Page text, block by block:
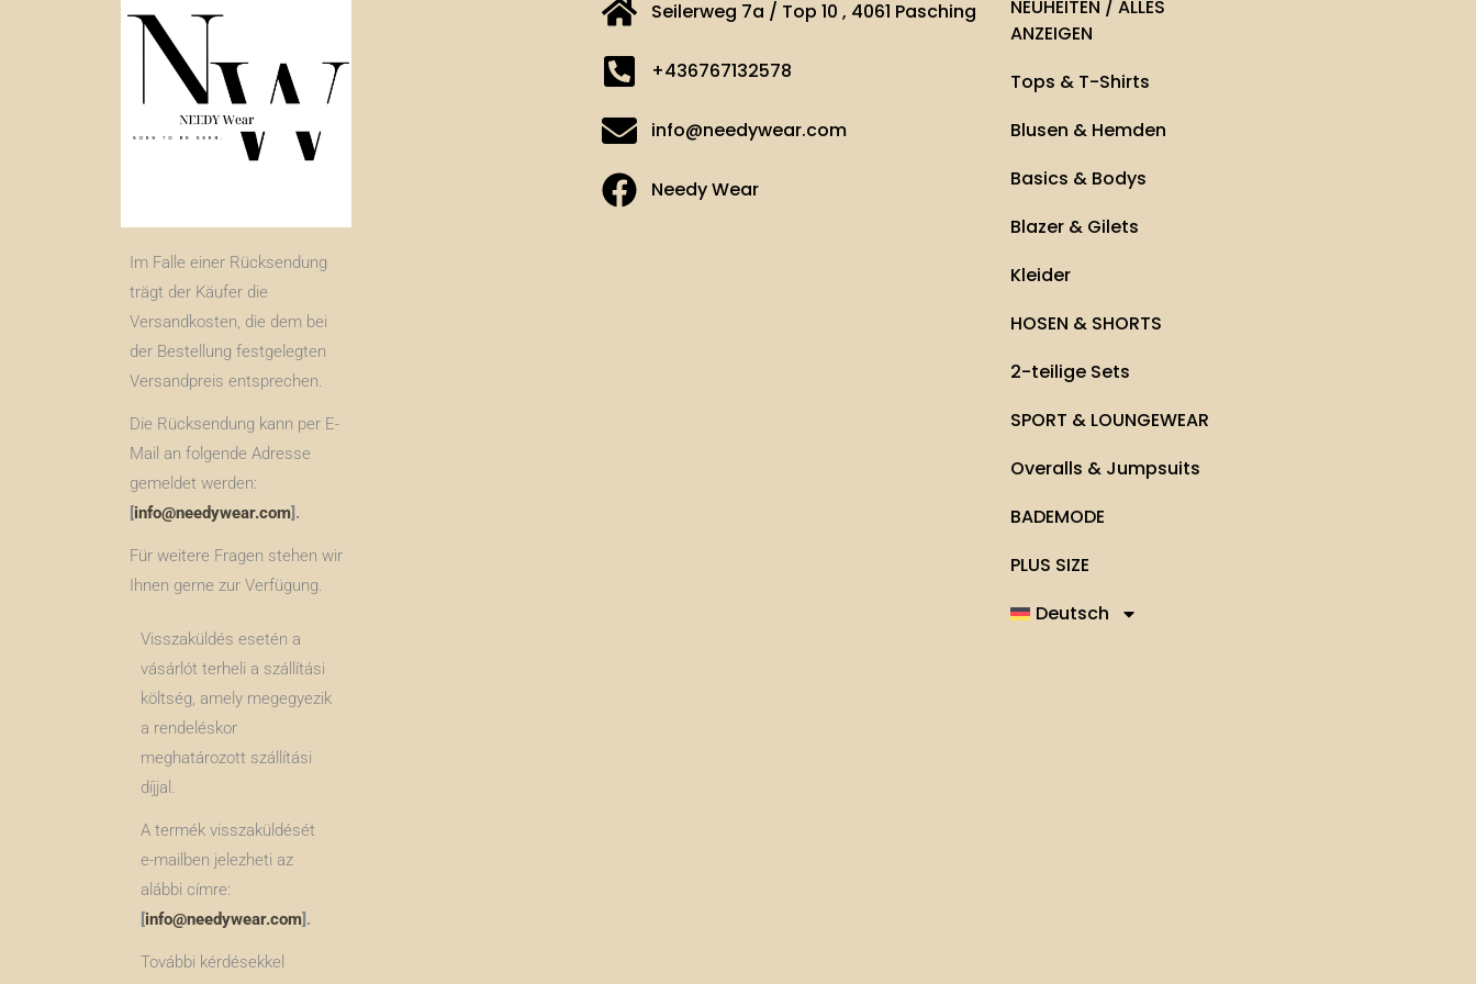
Im Falle einer Rücksendung
trägt der Käufer die
Versandkosten, die dem bei
der Bestellung festgelegten
Versandpreis entsprechen.
Die Rücksendung kann per E-
Mail an folgende Adresse
gemeldet werden:
[info@needywear.com].
Für weitere Fragen stehen wir
Ihnen gerne zur Verfügung.
Visszaküldés esetén a
vásárlót terheli a szállítási
költség, amely megegyezik
a rendeléskor
meghatározott szállítási
díjjal.
A termék visszaküldését
e-mailben jelezheti az
alábbi címre:
[info@needywear.com].
További kérdésekkel
Seilerweg 7a / Top 10 , 4061 Pasching
+436767132578
info@needywear.com
Needy Wear
NEUHEITEN / ALLES
ANZEIGEN
Tops & T-Shirts
Blusen & Hemden
Basics & Bodys
Blazer & Gilets
Kleider
HOSEN & SHORTS
2-teilige Sets
SPORT & LOUNGEWEAR
Overalls & Jumpsuits
BADEMODE
PLUS SIZE
Deutsch